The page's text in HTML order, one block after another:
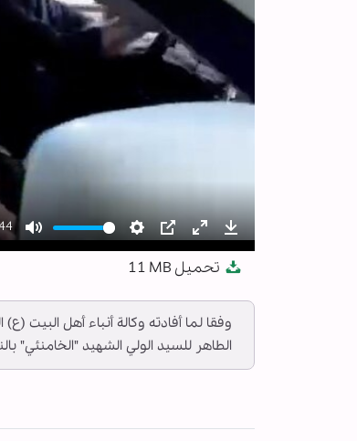
Mute Settings
PIP Enter
fullscreen
Download
تحميل 11 MB
وفقا لما أفادته وكالة أنباء أهل البيت
الطاهر للسيد الولي الشهيد "الخامنئي"